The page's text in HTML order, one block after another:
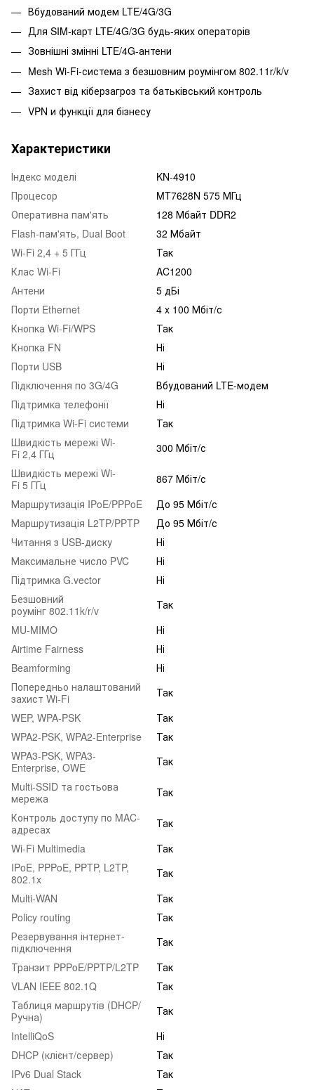
Вбудований модем LTE/4G/3G
Для SIM-карт LTE/4G/3G будь-яких операторів
Зовнішні змінні LTE/4G-антени
Mesh Wi-Fi-система з безшовним роумінгом 802.11r/k/v
Захист від кіберзагроз та батьківський контроль
VPN и функції для бізнесу
Характеристики
Індекс моделі
KN-4910
Процесор
MT7628N 575 МГц
Оперативна пам'ять
128 Мбайт DDR2
Flash-пам'ять, Dual Boot
32 Мбайт
Wi-Fi 2,4 + 5 ГГц
Так
Клас Wi-Fi
AC1200
Антени
5 дБі
Порти Ethernet
4 x 100 Мбіт/с
Кнопка Wi-Fi/WPS
Так
Кнопка FN
Ні
Порти USB
Ні
Підключення по 3G/4G
Вбудований LTE-модем
Підтримка телефонії
Ні
Підтримка Wi-Fi системи
Так
Швидкість мережі Wi-
Fi 2,4 ГГц
300 Мбіт/с
Швидкість мережі Wi-
Fi 5 ГГц
867 Мбіт/с
Маршрутизація IPoE/PPPoE
До 95 Мбіт/с
Маршрутизація L2TP/PPTP
До 95 Мбіт/с
Читання з USB-диску
Ні
Максимальне число PVC
Ні
Підтримка G.vector
Ні
Безшовний
роумінг 802.11k/r/v
Так
MU-MIMO
Ні
Airtime Fairness
Ні
Beamforming
Ні
Попередньо налаштований
захист Wi-Fi
Так
WEP, WPA-PSK
Так
WPA2-PSK, WPA2-Enterprise
Так
WPA3-PSK, WPA3-
Enterprise, OWE
Так
Multi-SSID та гостьова
мережа
Так
Контроль доступу по MAC-
адресах
Так
Wi-Fi Multimedia
Так
IPoE, PPPoE, PPTP, L2TP,
802.1x
Так
Multi-WAN
Так
Policy routing
Так
Резервування інтернет-
підключення
Так
Транзит PPPoE/PPTP/L2TP
Так
VLAN IEEE 802.1Q
Так
Таблиця маршрутів (DHCP/
Ручна)
Так
IntelliQoS
Ні
DHCP (клієнт/сервер)
Так
IPv6 Dual Stack
Так